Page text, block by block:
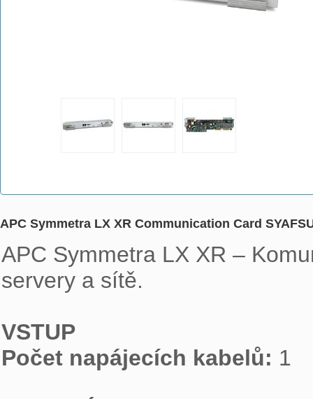
APC Symmetra LX XR Communication Card
APC Symmetra LX XR –
servery a sítě.
VSTUP
Počet napájecích kabelů: 1